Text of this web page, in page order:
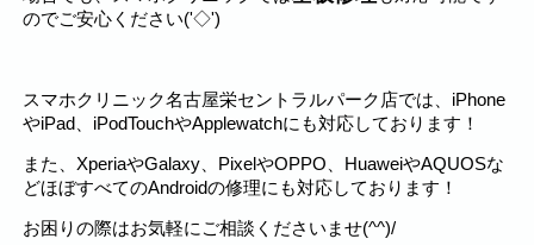
のでご安心ください('◇')ゞ
スマホクリニック名古屋栄セントラルパーク店では、iPhone
やiPad、iPodTouchやApplewatchにも対応しております！
また、XperiaやGalaxy、PixelやOPPO、HuaweiやAQUOSな
どほぼすべてのAndroidの修理にも対応しております！
お困りの際はお気軽にご相談くださいませ(^^)/